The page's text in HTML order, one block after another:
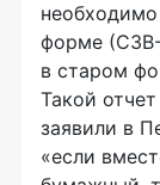
форме
в старом
Такой
заявили в
«если